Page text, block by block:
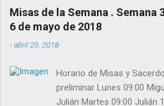
Misas de la Semana . Semana
6 de mayo de 2018
-abril 29, 2018
Horario de Misas y
preliminar Lunes 09:00
Julián Martes 09:00 Julián